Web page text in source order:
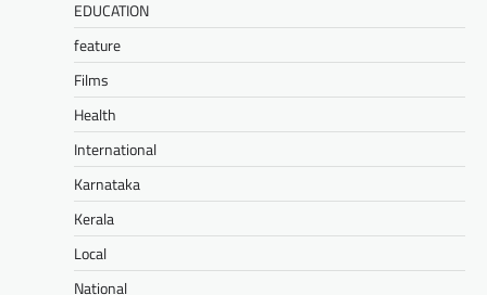
EDUCATION
feature
Films
Health
International
Karnataka
Kerala
Local
National